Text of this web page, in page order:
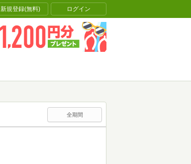
新規登録(無料) ログイン
全期間